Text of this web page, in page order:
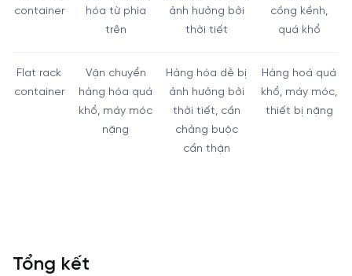
container
hóa từ phía
trên
ảnh hưởng bởi
thời tiết
cồng kềnh,
quá khổ
Flat rack
container
Vận chuyển
hàng hóa quá
khổ, máy móc
nặng
Hàng hóa dễ bị
ảnh hưởng bởi
thời tiết, cần
chằng buộc
cẩn thận
Hàng hoá quá
khổ, máy móc,
thiết bị nặng
Tổng kết